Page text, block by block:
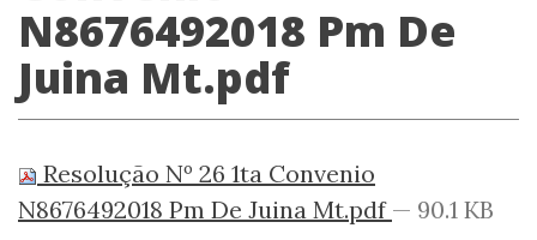
N8676492018 Pm De
Juina Mt.pdf
Resolução Nº 26 1ta Convenio
N8676492018 Pm De Juina Mt.pdf — 90.1 KB